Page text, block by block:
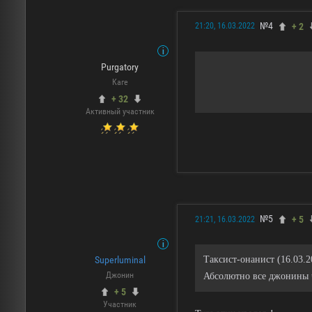
Purgatory
Каге
+ 32
Активный участник
21:20, 16.03.2022 №4 + 2
Superluminal
Джонин
+ 5
Участник
21:21, 16.03.2022 №5 + 5
Таксист-онанист
Абсолютно все джонины